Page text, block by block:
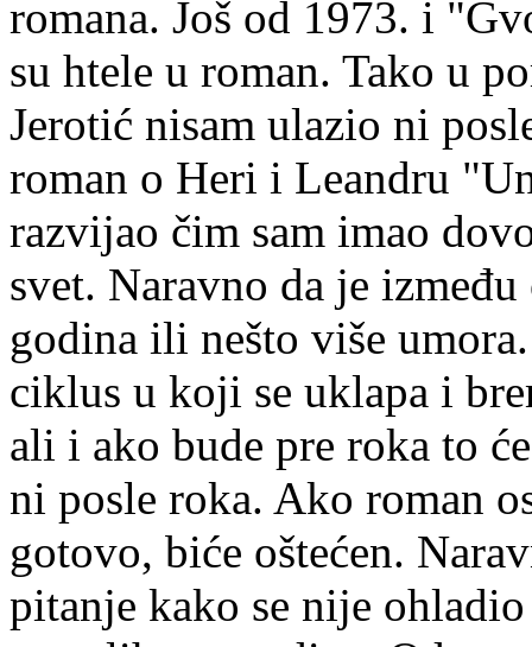
romana. Još od 1973. i
su htele u roman. Tako u
Jerotić nisam ulazio ni
roman o Heri i Leandru
razvijao čim sam imao
svet. Naravno da je
godina ili nešto više
ciklus u koji se uklapa i
ali i ako bude pre roka to
ni posle roka. Ako roman
gotovo, biće oštećen.
pitanje kako se nije